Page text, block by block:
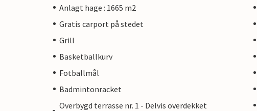
Anlagt hage : 1665 m2
Gratis carport på stedet
Grill
Basketballkurv
Fotballmål
Badmintonracket
Overbygd terrasse nr. 1 - Delvis overdekket